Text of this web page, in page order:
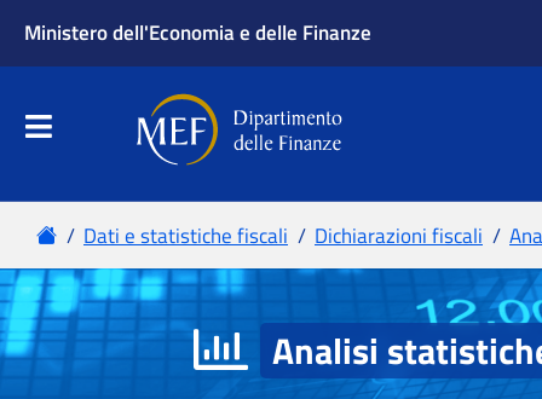
Analisi